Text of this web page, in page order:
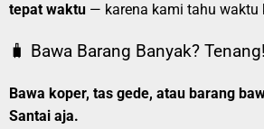
tepat waktu — karena kami tahu waktu
🧳 Bawa Barang Banyak? Tenang!
Bawa koper, tas gede, atau barang
Santai aja.